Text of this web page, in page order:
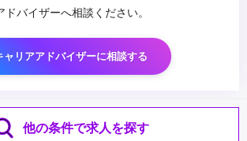
ドバイザーへ相談ください。
ャリアアドバイザーに相談する
他の条件で求人を探す